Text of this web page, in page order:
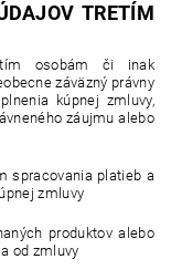
TRETÍM
osobám či inak
záväzný právny
kúpnej zmluvy,
záujmu alebo
spracovania platieb a
zmluvy
produktov alebo
od zmluvy